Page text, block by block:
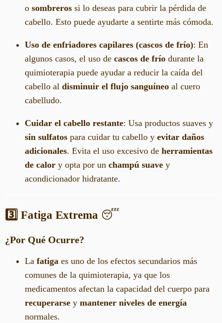
o sombreros si lo deseas para cubrir la pérdida de
cabello. Esto puede ayudarte a sentirte más cómoda.
Uso de enfriadores capilares (cascos de frío): En
algunos casos, el uso de cascos de frío durante la
quimioterapia puede ayudar a reducir la caída del
cabello al disminuir el flujo sanguíneo al cuero
cabelludo.
Cuidar el cabello restante: Usa productos suaves y
sin sulfatos para cuidar tu cabello y evitar daños
adicionales. Evita el uso excesivo de herramientas
de calor y opta por un champú suave y
acondicionador hidratante.
3️⃣ Fatiga Extrema 😴
¿Por Qué Ocurre?
La fatiga es uno de los efectos secundarios más
comunes de la quimioterapia, ya que los
medicamentos afectan la capacidad del cuerpo para
recuperarse y mantener niveles de energía
normales.